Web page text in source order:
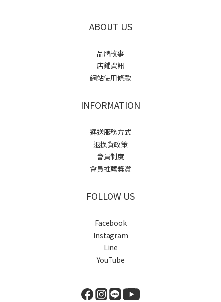
ABOUT US
品牌故事
店鋪資訊
網站使用條款
INFORMATION
運送服務方式
退換貨政策
會員制度
會員推薦獎賞
FOLLOW US
Facebook
Instagram
Line
YouTube